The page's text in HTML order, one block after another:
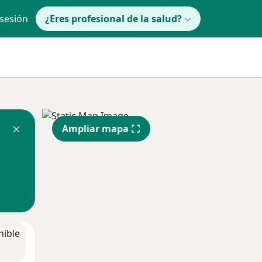
¿Eres profesional de la salud?
Ampliar mapa